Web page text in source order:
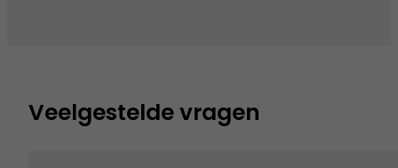
Veelgestelde vragen